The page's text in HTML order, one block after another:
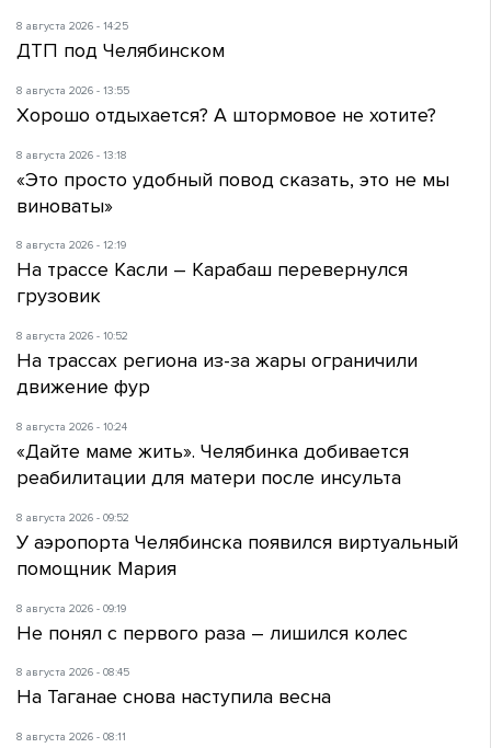
8 августа 2026 - 14:25
ДТП под Челябинском
8 августа 2026 - 13:55
Хорошо отдыхается? А штормовое не хотите?
8 августа 2026 - 13:18
«Это просто удобный повод сказать, это не мы
виноваты»
8 августа 2026 - 12:19
На трассе Касли – Карабаш перевернулся
грузовик
8 августа 2026 - 10:52
На трассах региона из-за жары ограничили
движение фур
8 августа 2026 - 10:24
«Дайте маме жить». Челябинка добивается
реабилитации для матери после инсульта
8 августа 2026 - 09:52
У аэропорта Челябинска появился виртуальный
помощник Мария
8 августа 2026 - 09:19
Не понял с первого раза – лишился колес
8 августа 2026 - 08:45
На Таганае снова наступила весна
8 августа 2026 - 08:11